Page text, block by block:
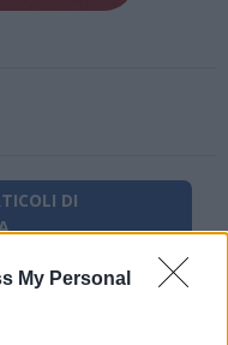
My Personal
DI